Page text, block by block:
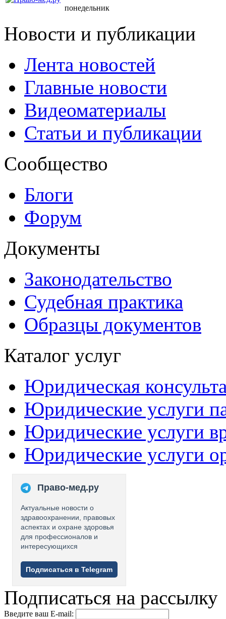
понедельник
Новости и публикации
Лента новостей
Главные новости
Видеоматериалы
Статьи и публикации
Сообщество
Блоги
Форум
Документы
Законодательство
Судебная практика
Образцы документов
Каталог услуг
Юридическая
Юридические услуги
Юридические услуги
Юридические услуги
Право-мед.ру
Актуальные новости о
здравоохранении, правовых
аспектах и охране здоровья
для профессионалов и
интересующихся
Подписаться в Telegram
Подписаться на рассылку
Введите ваш E-mail: